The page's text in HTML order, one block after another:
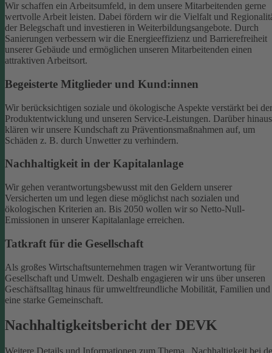
Wir schaffen ein Arbeitsumfeld, in dem unsere Mitarbeitenden gerne
wertvolle Arbeit leisten. Dabei fördern wir die Vielfalt und
der Belegschaft und investieren in Weiterbildungsangebote. Durch
Sanierungen verbessern wir die Energieeffizienz und Barrierefreiheit
unserer Gebäude und ermöglichen unseren Mitarbeitenden einen
attraktiven Arbeitsort.
Begeisterte Mitglieder und Kund:innen
Wir berücksichtigen soziale und ökologische Aspekte verstärkt bei der
Produktentwicklung und unseren Service-Leistungen. Darüber hinaus
klären wir unsere Kundschaft zu Präventionsmaßnahmen auf, um
Schäden z. B. durch Unwetter zu verhindern.
Nachhaltigkeit in der Kapitalanlage
Wir gehen verantwortungsbewusst mit den Geldern unserer
Versicherten um und legen diese möglichst nach sozialen und
ökologischen Kriterien an. Bis 2050 wollen wir so Netto-Null-
Emissionen in unserer Kapitalanlage erreichen.
Tatkraft für die Gesellschaft
Als großes Wirtschaftsunternehmen tragen wir Verantwortung für
Gesellschaft und Umwelt. Deshalb engagieren wir uns über unseren
Geschäftsalltag hinaus für umweltfreundliche Mobilität, Familien und
eine starke Gemeinschaft.
Nachhaltigkeitsbericht der DEVK